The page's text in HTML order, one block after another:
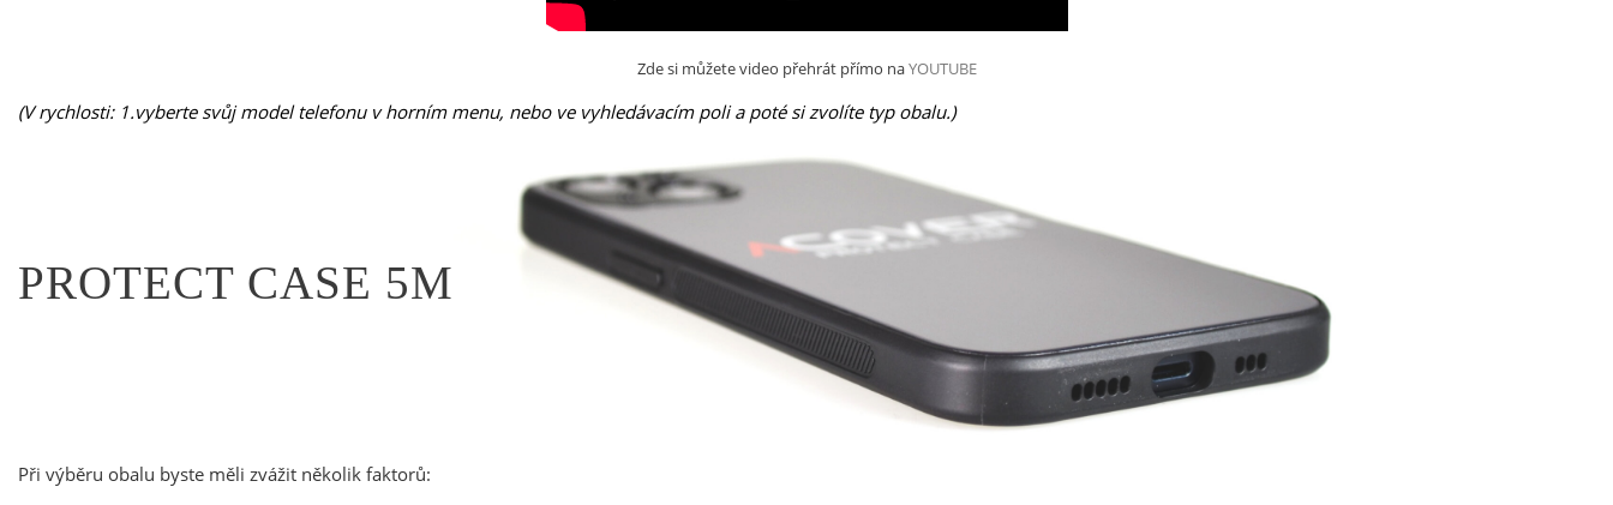
Zde si můžete video přehrát přímo naYOUTUBE
(V rychlosti: 1.vyberte svůj model telefonu v horním menu, nebo ve vyhledávacím poli a poté si zvolíte typ obalu.)
PROTECT CASE 5M
Při výběru obalu byste měli zvážit několik faktorů: